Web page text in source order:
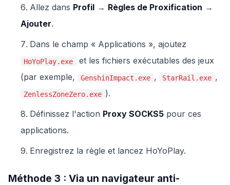
Allez dans Profil → Règles de Proxification →
Ajouter.
Dans le champ « Applications », ajoutez
HoYoPlay.exe
et les fichiers exécutables des jeux
(par exemple,
GenshinImpact.exe , StarRail.exe ,
ZenlessZoneZero.exe ).
Définissez l'action Proxy SOCKS5 pour ces
applications.
Enregistrez la règle et lancez HoYoPlay.
Méthode 3 : Via un navigateur anti-